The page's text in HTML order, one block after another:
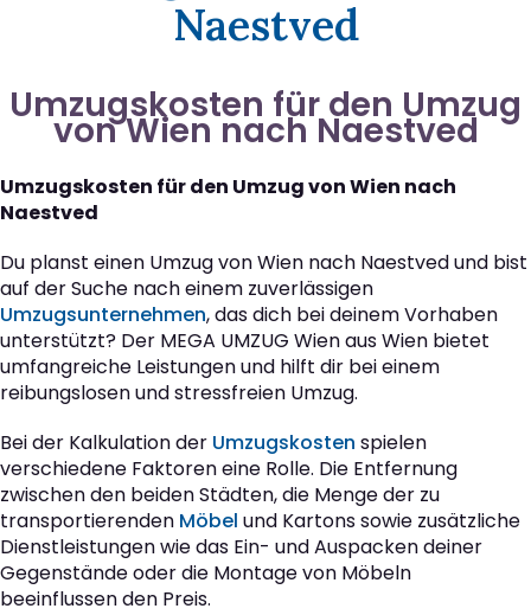
Naestved
Umzugskosten für den Umzug
von Wien nach Naestved
Umzugskosten für den Umzug von Wien nach
Naestved
Du planst einen Umzug von Wien nach Naestved und bist
auf der Suche nach einem zuverlässigen
Umzugsunternehmen, das dich bei deinem Vorhaben
unterstützt? Der MEGA UMZUG Wien aus Wien bietet
umfangreiche Leistungen und hilft dir bei einem
reibungslosen und stressfreien Umzug.
Bei der Kalkulation der Umzugskosten spielen
verschiedene Faktoren eine Rolle. Die Entfernung
zwischen den beiden Städten, die Menge der zu
transportierenden Möbel und Kartons sowie zusätzliche
Dienstleistungen wie das Ein- und Auspacken deiner
Gegenstände oder die Montage von Möbeln
beeinflussen den Preis.